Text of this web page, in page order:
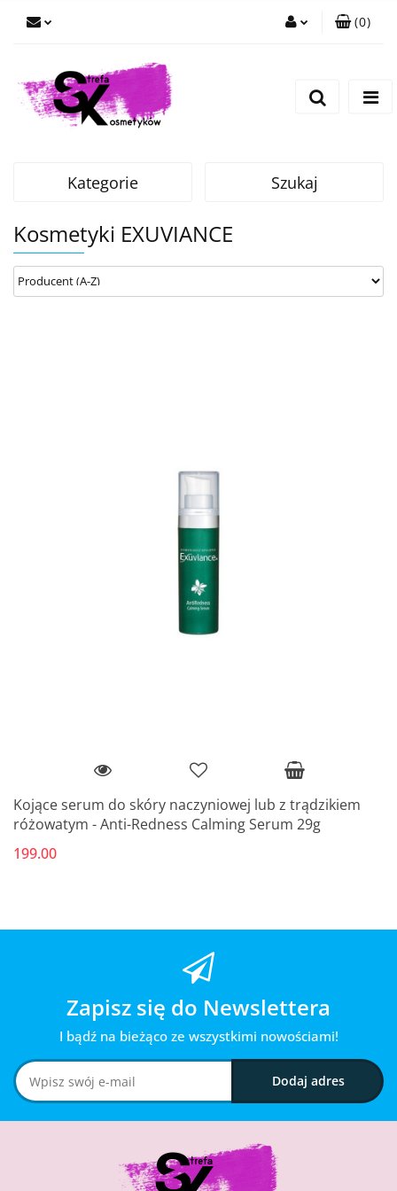
(0)
Kategorie Szukaj
Kosmetyki EXUVIANCE
Kojące serum do skóry naczyniowej lub z trądzikiem
różowatym - Anti-Redness Calming Serum 29g
199.00
Zapisz się do Newslettera
I bądź na bieżąco ze wszystkimi nowościami!